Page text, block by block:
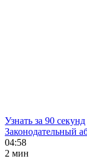
Узнать за 90 секунд
Законодательный
04:58
2 мин